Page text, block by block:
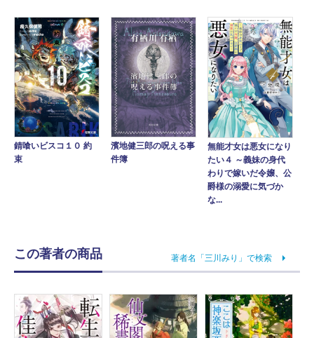
錆喰いビスコ１０ 約
束
濱地健三郎の呪える事
件簿
無能才女は悪女になり
たい４ ～義妹の身代
わりで嫁いだ令嬢、公
爵様の溺愛に気づか
な...
この著者の商品 著者名「三川みり」で検索